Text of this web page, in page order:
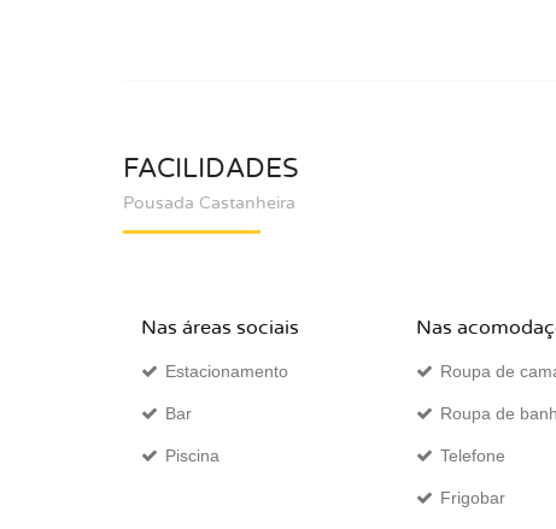
FACILIDADES
Pousada Castanheira
Nas áreas sociais
Estacionamento
Bar
Piscina
Nas
Roupa de
Roupa de
Telefone
Frigobar